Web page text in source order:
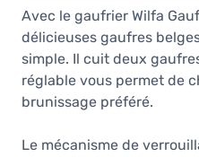
Avec le gaufrier Wilfa
délicieuses gaufres
simple. Il cuit deux
réglable vous permet de
brunissage préféré.
Le mécanisme de